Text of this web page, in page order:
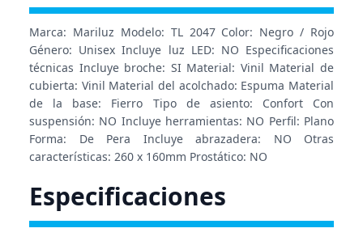
Marca: Mariluz Modelo: TL 2047 Color: Negro / Rojo
Género: Unisex Incluye luz LED: NO Especificaciones
técnicas Incluye broche: SI Material: Vinil Material de
cubierta: Vinil Material del acolchado: Espuma Material
de la base: Fierro Tipo de asiento: Confort Con
suspensión: NO Incluye herramientas: NO Perfil: Plano
Forma: De Pera Incluye abrazadera: NO Otras
características: 260 x 160mm Prostático: NO
Especificaciones